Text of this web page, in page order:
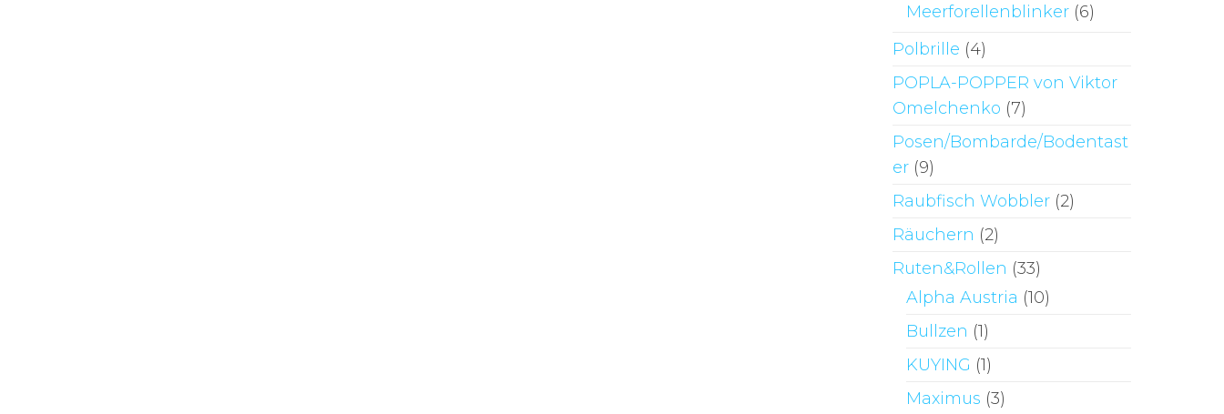
Meerforellenblinker (6)
Polbrille (4)
POPLA-POPPER von Viktor
Omelchenko (7)
Posen/Bombarde/Bodentast
er (9)
Raubfisch Wobbler (2)
Räuchern (2)
Ruten&Rollen (33)
Alpha Austria (10)
Bullzen (1)
KUYING (1)
Maximus (3)